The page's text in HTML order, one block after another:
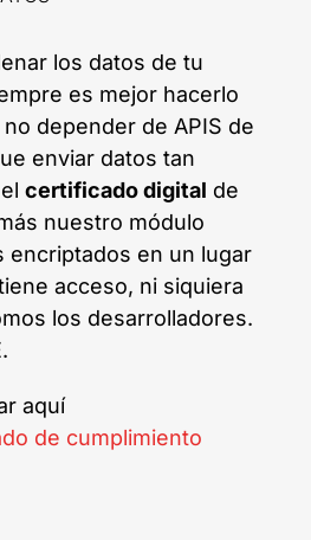
los datos de tu
es mejor hacerlo
depender de APIS de
enviar datos tan
certificado digital de
nuestro módulo
encriptados en un lugar
acceso, ni siquiera
los desarrolladores.
aquí
de cumplimiento